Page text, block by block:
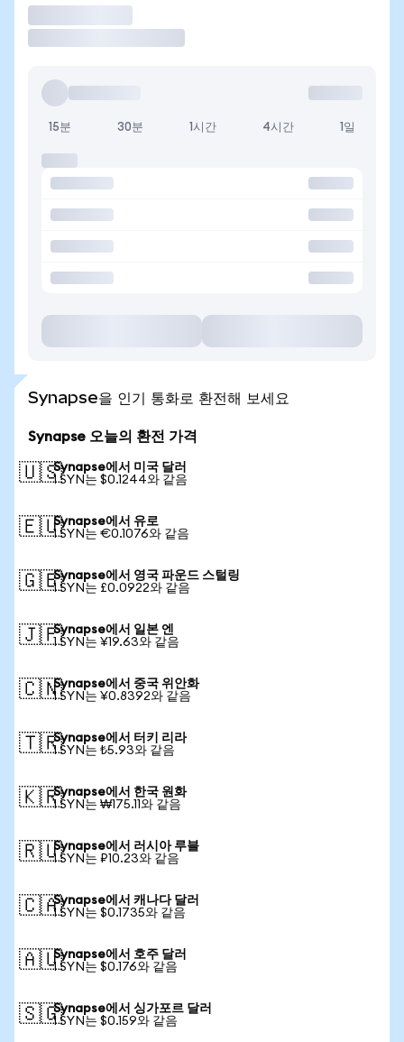
15분 30분 1시간 4시간 1일
Synapse을 인기 통화로 환전해 보세요
Synapse 오늘의 환전 가격
🇺🇸Synapse에서 미국 달러
1 SYN는 $0.1244와 같음
🇪🇺Synapse에서 유로
1 SYN는 €0.1076와 같음
🇬🇧Synapse에서 영국 파운드 스털링
1 SYN는 £0.0922와 같음
🇯🇵Synapse에서 일본 엔
1 SYN는 ¥19.63와 같음
🇨🇳Synapse에서 중국 위안화
1 SYN는 ¥0.8392와 같음
🇹🇷Synapse에서 터키 리라
1 SYN는 ₺5.93와 같음
🇰🇷Synapse에서 한국 원화
1 SYN는 ₩175.11와 같음
🇷🇺Synapse에서 러시아 루블
1 SYN는 ₽10.23와 같음
🇨🇦Synapse에서 캐나다 달러
1 SYN는 $0.1735와 같음
🇦🇺Synapse에서 호주 달러
1 SYN는 $0.176와 같음
🇸🇬Synapse에서 싱가포르 달러
1 SYN는 $0.159와 같음